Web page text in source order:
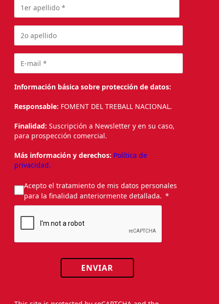
Información básica sobre protección de datos:
Responsable: FOMENT DEL TREBALL NACIONAL.
Finalidad: Suscripción a Newsletter y en su caso,
para prospección comercial.
Más información y derechos: Política de
privacidad.
Acepto el tratamiento de mis datos personales
para la finalidad anteriormente detallada.
ENVIAR